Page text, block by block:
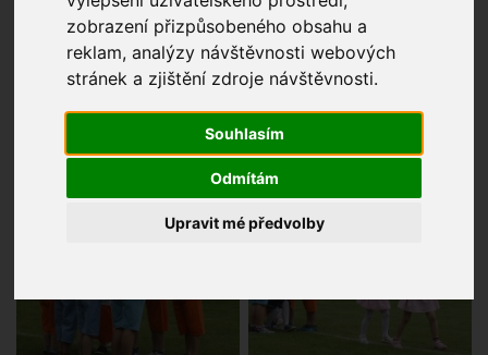
zobrazení přizpůsobeného obsahu a
reklam, analýzy návštěvnosti webových
stránek a zjištění zdroje návštěvnosti.
Souhlasím
Odmítám
Upravit mé předvolby